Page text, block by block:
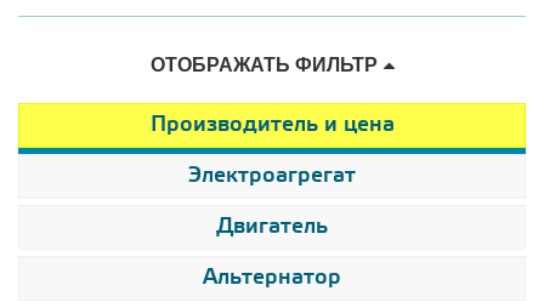
ОТОБРАЖАТЬ ФИЛЬТР
Производитель и цена
Электроагрегат
Двигатель
Альтернатор